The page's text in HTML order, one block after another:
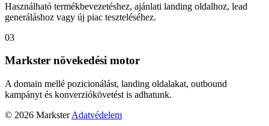
Használható termékbevezetéshez, ajánlati landing oldalhoz, lead
generáláshoz vagy új piac teszteléséhez.
03
Markster növekedési motor
A domain mellé pozicionálást, landing oldalakat, outbound
kampányt és konverziókövetést is adhatunk.
© 2026 Markster Adatvédelem